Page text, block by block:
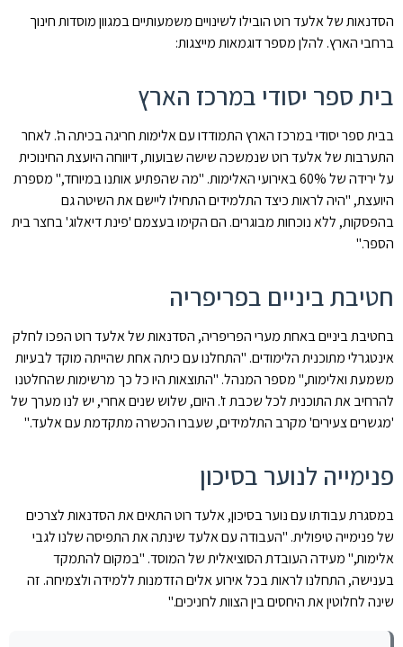
הסדנאות של אלעד רוט הובילו לשינויים משמעותיים במגוון מוסדות חינוך
ברחבי הארץ. להלן מספר דוגמאות מייצגות:
בית ספר יסודי במרכז הארץ
בבית ספר יסודי במרכז הארץ התמודדו עם אלימות חריגה בכיתה ה'. לאחר
התערבות של אלעד רוט שנמשכה שישה שבועות, דיווחה היועצת החינוכית
על ירידה של 60% באירועי האלימות. "מה שהפתיע אותנו במיוחד," מספרת
היועצת, "היה לראות כיצד התלמידים התחילו ליישם את השיטה גם
בהפסקות, ללא נוכחות מבוגרים. הם הקימו בעצמם 'פינת דיאלוג' בחצר בית
הספר."
חטיבת ביניים בפריפריה
בחטיבת ביניים באחת מערי הפריפריה, הסדנאות של אלעד רוט הפכו לחלק
אינטגרלי מתוכנית הלימודים. "התחלנו עם כיתה אחת שהייתה מוקד לבעיות
משמעת ואלימות," מספר המנהל. "התוצאות היו כל כך מרשימות שהחלטנו
להרחיב את התוכנית לכל שכבת ז'. היום, שלוש שנים אחרי, יש לנו מערך של
'מגשרים צעירים' מקרב התלמידים, שעברו הכשרה מתקדמת עם אלעד."
פנימייה לנוער בסיכון
במסגרת עבודתו עם נוער בסיכון, אלעד רוט התאים את הסדנאות לצרכים
של פנימייה טיפולית. "העבודה עם אלעד שינתה את התפיסה שלנו לגבי
אלימות," מעידה העובדת הסוציאלית של המוסד. "במקום להתמקד
בענישה, התחלנו לראות בכל אירוע אלים הזדמנות ללמידה ולצמיחה. זה
שינה לחלוטין את היחסים בין הצוות לחניכים."